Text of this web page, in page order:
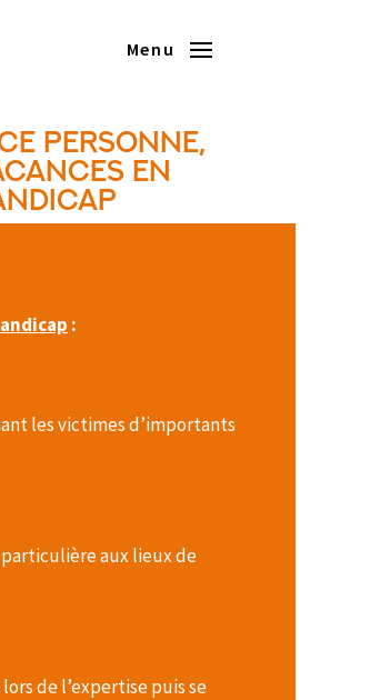
menu
personne,
en
:
les victimes d’importants
aux lieux de
de l’expertise puis se